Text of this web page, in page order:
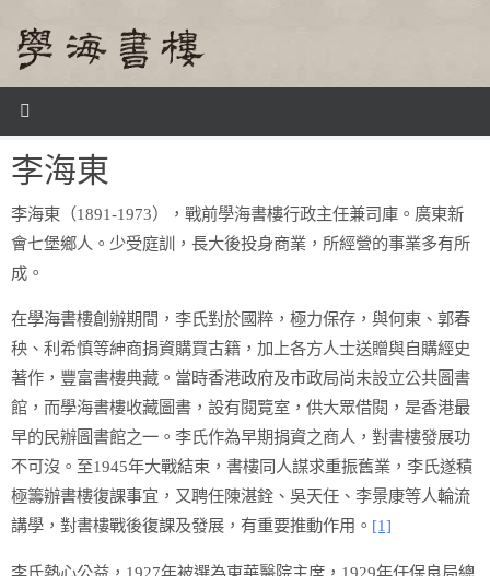
content
Home
李海東
李海東（1891-1973），戰前學海書樓行政主任兼司庫。廣東新
會七堡鄉人。少受庭訓，長大後投身商業，所經營的事業多有所
成。
在學海書樓創辦期間，李氏對於國粹，極力保存，與何東、郭春
秧、利希慎等紳商捐資購買古籍，加上各方人士送贈與自購經史
著作，豐富書樓典藏。當時香港政府及市政局尚未設立公共圖書
館，而學海書樓收藏圖書，設有閱覽室，供大眾借閱，是香港最
早的民辦圖書館之一。李氏作為早期捐資之商人，對書樓發展功
不可沒。至1945年大戰結束，書樓同人謀求重振舊業，李氏遂積
極籌辦書樓復課事宜，又聘任陳湛銓、吳天任、李景康等人輪流
講學，對書樓戰後復課及發展，有重要推動作用。 [1]
李氏熱心公益，1927年被選為東華醫院主席，1929年任保良局總